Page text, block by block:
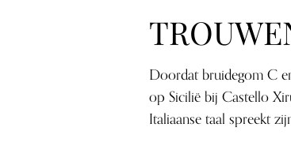
Doordat bruidegom C
op Sicilië bij Castello
Italiaanse taal spreekt